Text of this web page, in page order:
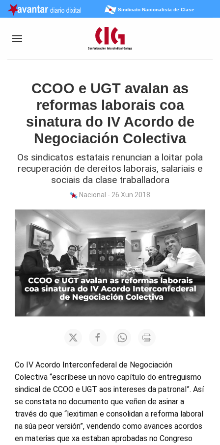
Sindicato Nacionalista de Clase
CCOO e UGT avalan as
reformas laborais coa
sinatura do IV Acordo de
Negociación Colectiva
Os sindicatos estatais renuncian a loitar pola
recuperación de dereitos laborais, salariais e
sociais da clase traballadora
Nacional - 26 Xun 2018
Co IV Acordo Interconfederal de Negociación
Colectiva “escríbese un novo capítulo do entreguismo
sindical de CCOO e UGT aos intereses da patronal”. Así
se constata no documento que veñen de asinar a
través do que “lexitiman e consolidan a reforma laboral
na súa peor versión”, vendendo como avances acordos
en materias que xa estaban aprobadas no Congreso